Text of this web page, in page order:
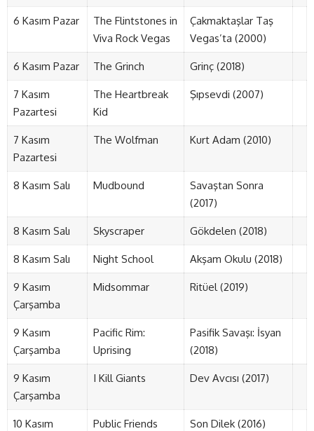
6 Kasım Pazar
The Flintstones in
Viva Rock Vegas
Çakmaktaşlar Taş
Vegas’ta (2000)
6 Kasım Pazar The Grinch Grinç (2018)
7 Kasım
Pazartesi
The Heartbreak
Kid
Şıpsevdi (2007)
7 Kasım
Pazartesi
The Wolfman Kurt Adam (2010)
8 Kasım Salı Mudbound
Savaştan Sonra
(2017)
8 Kasım Salı Skyscraper Gökdelen (2018)
8 Kasım Salı Night School Akşam Okulu (2018)
9 Kasım
Çarşamba
Midsommar Ritüel (2019)
9 Kasım
Çarşamba
Pacific Rim:
Uprising
Pasifik Savaşı: İsyan
(2018)
9 Kasım
Çarşamba
I Kill Giants Dev Avcısı (2017)
10 Kasım
Public Friends Son Dilek (2016)